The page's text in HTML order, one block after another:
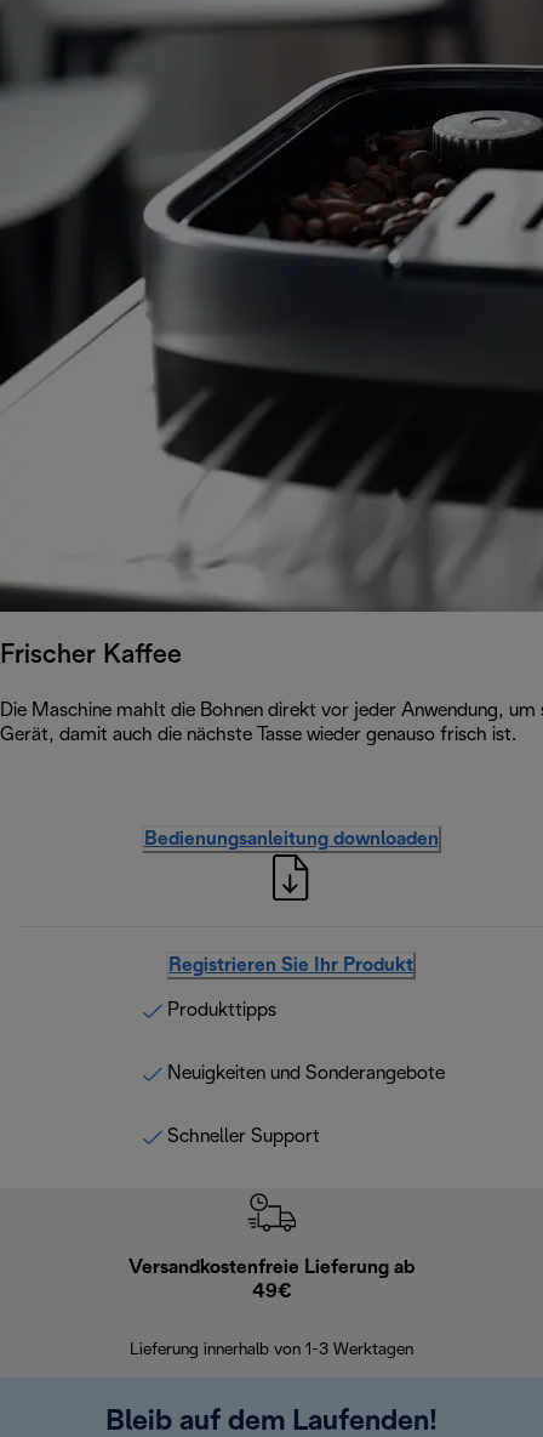
Frischer Kaffee
Die Maschine mahlt die Bohnen direkt vor jeder Anwendung,
Gerät, damit auch die nächste Tasse wieder genauso frisch ist.
Bedienungsanleitung downloaden
Registrieren Sie Ihr Produkt
Produkttipps
Neuigkeiten und Sonderangebote
Schneller Support
Versandkostenfreie Lieferung ab
49€
Lieferung innerhalb von 1-3 Werktagen
Bleib auf dem Laufenden!